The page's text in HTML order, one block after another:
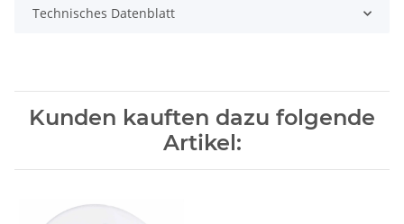
Technisches Datenblatt
Kunden kauften dazu folgende
Artikel: